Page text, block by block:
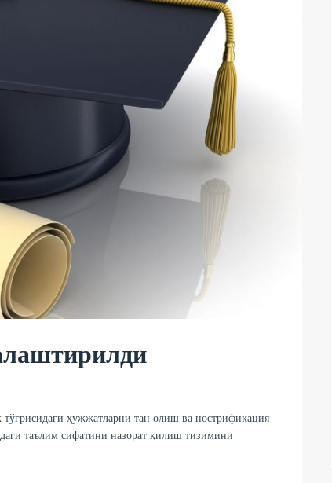
тўғрисидаги ҳужжатларни тан олиш ва нострификация
таълим сифатини назорат қилиш тизимини